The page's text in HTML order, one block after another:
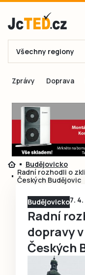
E-mail
Ještě
Všechny regiony
Zprávy Doprava
Budějovicko
Radní rozhodli o
Českých Budějovic
Budějovicko7.
Radní
dopravy
Českých